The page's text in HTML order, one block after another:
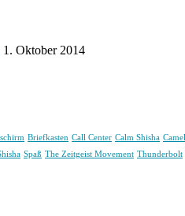
1. Oktober 2014
Briefkasten Call Center Calm Shisha Camel
Spaß The Zeitgeist Movement Thunderbolt